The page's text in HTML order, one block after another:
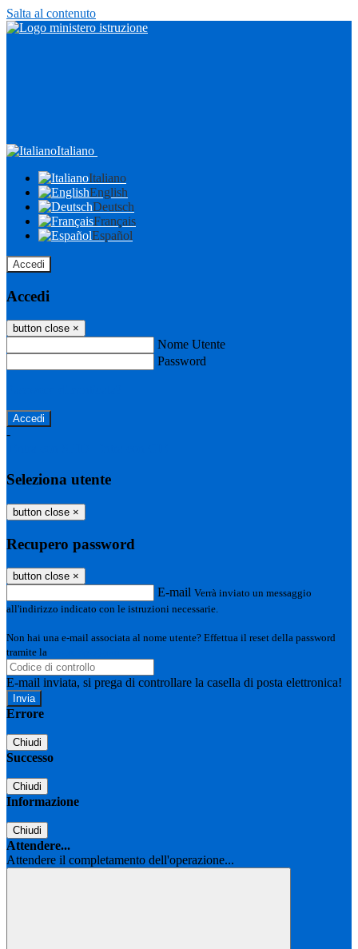
Salta al contenuto
Italiano
Italiano
English
Deutsch
Français
Español
Accedi
Accedi
button close ×
Nome Utente
Password
-
Seleziona utente
button close ×
Recupero password
button close ×
E-mail Verrà inviato un messaggio
all'indirizzo indicato con le istruzioni necessarie.
Non hai una e-mail associata al nome utente? Effettua il reset della password
tramite la
E-mail inviata, si prega di controllare la casella di posta elettronica!
Errore
Chiudi
Successo
Chiudi
Informazione
Chiudi
Attendere...
Attendere il completamento dell'operazione...